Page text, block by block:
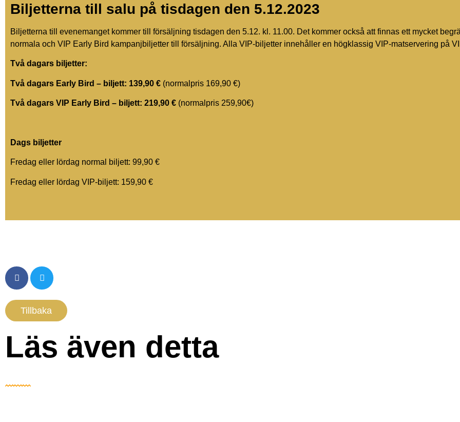
Biljetterna till salu på tisdagen den 5.12.2023
Biljetterna till evenemanget kommer till försäljning tisdagen den 5.12. kl. 11.00. Det kommer också att finnas ett mycket
normala och VIP Early Bird kampanjbiljetter till försäljning. Alla VIP-biljetter innehåller en högklassig VIP-matservering på
Två dagars biljetter:
Två dagars Early Bird – biljett: 139,90 € (normalpris 169,90 €)
Två dagars VIP Early Bird – biljett: 219,90 € (normalpris 259,90€)
Dags biljetter
Fredag eller lördag normal biljett: 99,90 €
Fredag eller lördag VIP-biljett: 159,90 €
Tillbaka
Läs även detta